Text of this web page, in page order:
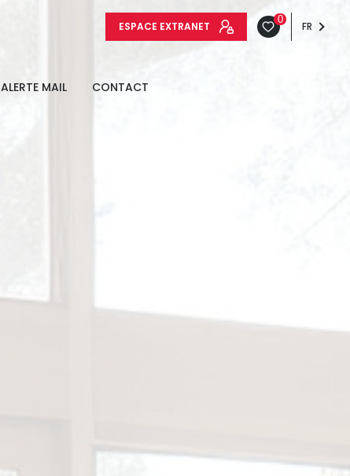
ESPACE EXTRANET
0
FR
ALERTE MAIL CONTACT